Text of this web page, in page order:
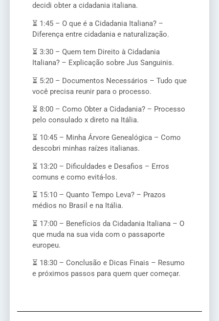
decidi obter a cidadania italiana.
⏳ 1:45 – O que é a Cidadania Italiana? –
Diferença entre cidadania e naturalização.
⏳ 3:30 – Quem tem Direito à Cidadania
Italiana? – Explicação sobre Jus Sanguinis.
⏳ 5:20 – Documentos Necessários – Tudo que
você precisa reunir para o processo.
⏳ 8:00 – Como Obter a Cidadania? – Processo
pelo consulado x direto na Itália.
⏳ 10:45 – Minha Árvore Genealógica – Como
descobri minhas raízes italianas.
⏳ 13:20 – Dificuldades e Desafios – Erros
comuns e como evitá-los.
⏳ 15:10 – Quanto Tempo Leva? – Prazos
médios no Brasil e na Itália.
⏳ 17:00 – Benefícios da Cidadania Italiana – O
que muda na sua vida com o passaporte
europeu.
⏳ 18:30 – Conclusão e Dicas Finais – Resumo
e próximos passos para quem quer começar.